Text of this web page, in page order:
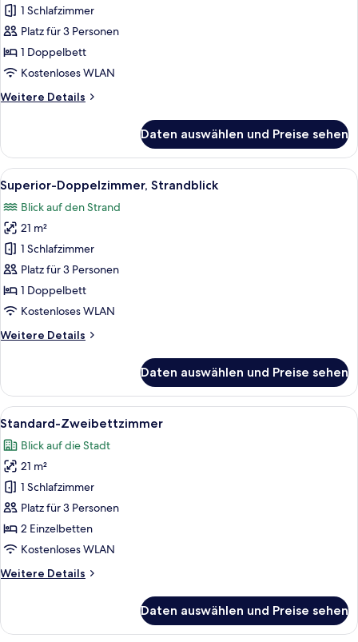
Doppelzimmer,
Meerblick
anzeigen
1 Schlafzimmer
Platz für 3 Personen
1 Doppelbett
Kostenloses WLAN
Weitere Details
Weitere
Doppelzimmer,
Meerblick
Daten auswählen und Preise sehen
Alle
Fotos
für
Superior-
Doppelzimmer,
Strandblick
anzeigen
Ein Hotelzimmer mit Bett,
5
Superior-Doppelzimmer, Strandblick
Blick auf den Strand
21 m²
1 Schlafzimmer
Platz für 3 Personen
1 Doppelbett
Kostenloses WLAN
Weitere Details
Weitere
Doppelzimmer,
Strandblick
Daten auswählen und Preise sehen
Alle
Fotos
für
Standard-
Zweibettzimmer
anzeigen
Ein Hotelzimmer mit zwei Betten,
5
Standard-Zweibettzimmer
Blick auf die Stadt
21 m²
1 Schlafzimmer
Platz für 3 Personen
2 Einzelbetten
Kostenloses WLAN
Weitere Details
Weitere
Zweibettzimmer
Daten auswählen und Preise sehen